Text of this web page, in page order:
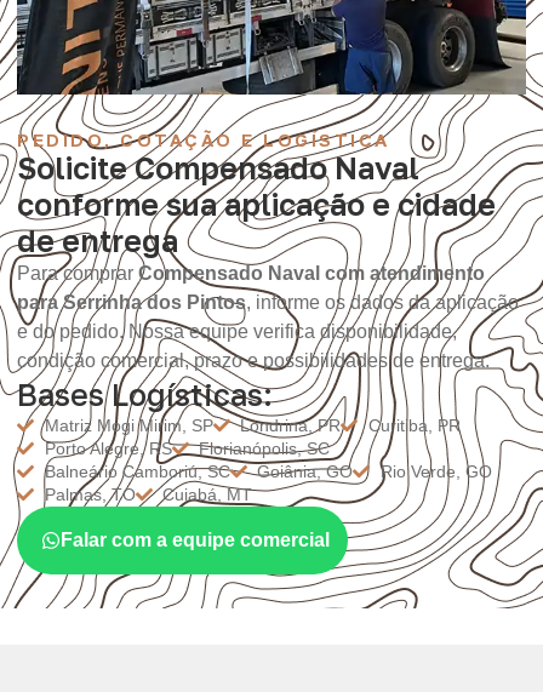
PEDIDO, COTAÇÃO E LOGÍSTICA
Solicite Compensado Naval
conforme sua aplicação e cidade
de entrega
Para comprar Compensado Naval com atendimento
para Serrinha dos Pintos, informe os dados da aplicação
e do pedido. Nossa equipe verifica disponibilidade,
condição comercial, prazo e possibilidades de entrega.
Bases Logísticas:
Matriz Mogi Mirim, SP Londrina, PR
Curitiba, PR
Porto Alegre, RS
Florianópolis, SC
Balneário Camboriú, SC
Goiânia, GO
Rio Verde, GO
Palmas, TO
Cuiabá, MT
Falar com a equipe comercial